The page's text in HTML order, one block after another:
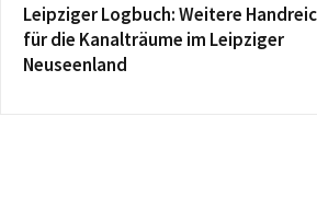
Leipziger Logbuch: Weitere
für die Kanalträume im Leipziger
Neuseenland